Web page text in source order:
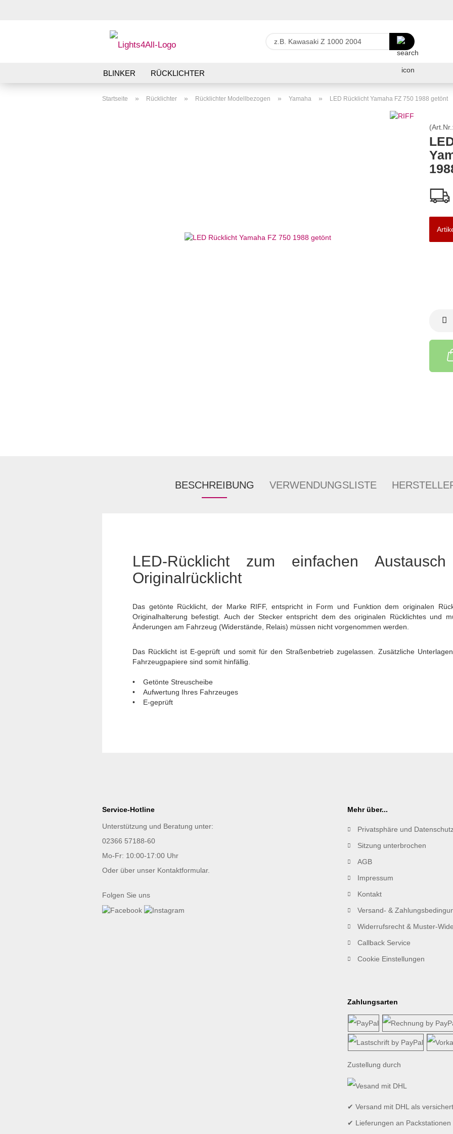
Lieferland z.B.
Kawasaki
Z
1000
BLINKER RÜCKLICHTER
Startseite » Rücklichter » Rücklichter Modellbezogen » Yamaha » LED Rücklicht Yamaha FZ 750 1988 getönt
BESCHREIBUNG VERWENDUNGSLISTE
LED-Rücklicht zum einfachen
Originalrücklicht
Das getönte Rücklicht, der Marke RIFF, entspricht in Form und Funktion dem originalen
Originalhalterung befestigt. Auch der Stecker entspricht dem des originalen Rücklichtes und
Änderungen am Fahrzeug (Widerstände, Relais) müssen nicht vorgenommen werden.
Das Rücklicht ist E-geprüft und somit für den Straßenbetrieb zugelassen. Zusätzliche
Fahrzeugpapiere sind somit hinfällig.
• Getönte Streuscheibe
• Aufwertung Ihres Fahrzeuges
• E-geprüft
Service-Hotline
Unterstützung und Beratung unter:
02366 57188-60
Mo-Fr: 10:00-17:00 Uhr
Oder über unser Kontaktformular.
Folgen Sie uns
Mehr über...
Privatsphäre und
Sitzung unterbrochen
AGB
Impressum
Kontakt
Versand- &
Widerrufsrecht & Muster-
Callback Service
Cookie Einstellungen
Zahlungsarten
Zustellung durch
✔ Versand mit DHL als
✔ Lieferungen an Packstationen